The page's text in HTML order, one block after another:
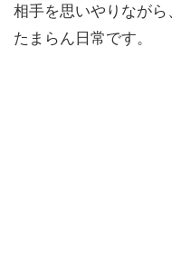
相手を思いやりながら
たまらん日常です。